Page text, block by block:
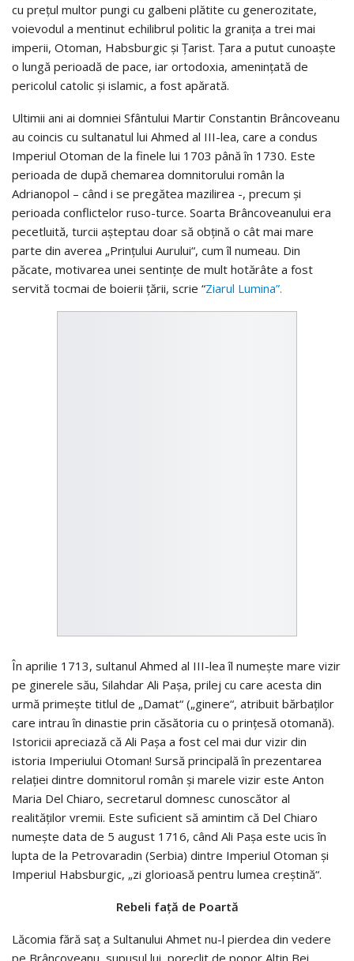
cu preţul multor pungi cu galbeni plătite cu generozitate,
voievodul a mentinut echilibrul politic la graniţa a trei mai
imperii, Otoman, Habsburgic şi Ţarist. Ţara a putut cunoaşte
o lungă perioadă de pace, iar ortodoxia, ameninţată de
pericolul catolic şi islamic, a fost apărată.
Ultimii ani ai domniei Sfântului Martir Constantin Brâncoveanu
au coincis cu sultanatul lui Ahmed al III-lea, care a condus
Imperiul Otoman de la finele lui 1703 până în 1730. Este
perioada de după chemarea domnitorului român la
Adrianopol – când i se pregătea mazilirea -, precum şi
perioada conflictelor ruso-turce. Soarta Brâncoveanului era
pecetluită, turcii aşteptau doar să obţină o cât mai mare
parte din averea „Prinţului Aurului“, cum îl numeau. Din
păcate, motivarea unei sentinţe de mult hotărâte a fost
servită tocmai de boierii ţării, scrie “Ziarul Lumina”.
În aprilie 1713, sultanul Ahmed al III-lea îl numeşte mare vizir
pe gi­nerele său, Silahdar Ali Paşa, prilej cu care acesta din
urmă primeşte titlul de „Damat“ („ginere“, atribuit bărbaţilor
care intrau în dinastie prin căsătoria cu o prinţesă otomană).
Istoricii apreciază că Ali Paşa a fost cel mai dur vizir din
istoria Imperiului Otoman! Sursă principală în prezentarea
relaţiei dintre domnitorul român şi marele vizir este Anton
Maria Del Chiaro, secretarul domnesc cunoscător al
realităţilor vremii. Este suficient să amintim că Del Chiaro
numeşte data de 5 august 1716, când Ali Paşa este ucis în
lupta de la Petrovaradin (Serbia) dintre Imperiul Otoman şi
Imperiul Habsburgic, „zi glorioasă pentru lumea creştină“.
Rebeli față de Poartă
Lă­comia fără saţ a Sultanului Ahmet nu-l pierdea din vedere